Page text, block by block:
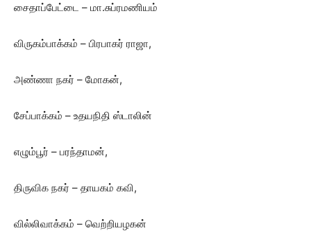
சைதாப்பேட்டை – மா.சுப்ரமணியம்
விருகம்பாக்கம் – பிரபாகர் ராஜா,
அண்ணா நகர் – மோகன்,
சேப்பாக்கம் – உதயநிதி ஸ்டாலின்
எழும்பூர் – பரந்தாமன்,
திருவிக நகர் – தாயகம் கவி,
வில்லிவாக்கம் – வெற்றியழகன்